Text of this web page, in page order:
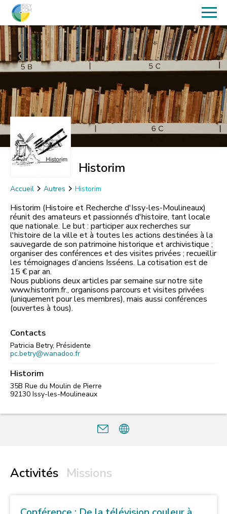
Historim
Accueil Autres Historim
Historim (Histoire et Recherche d'Issy-les-Moulineaux)
réunit des amateurs et passionnés d'histoire, tant locale
que nationale. Le but : participer aux recherches sur
l'histoire de la ville et à toutes les actions destinées à la
sauvegarde de son patrimoine historique et archivistique ;
organiser des conférences et des visites privées ; recueillir
les témoignages d’anciens Isséens. La cotisation est de
15 € par an.
Nous publions deux articles par semaine sur notre site
www.historim.fr., organisons parcours et visites privées
(uniquement pour les membres), mais aussi conférences
(ouvertes à tous).
Contacts
Patricia Betry, Présidente
pc.betry@wanadoo.fr
Historim
35B Rue du Moulin de Pierre
92130 Issy-les-Moulineaux
Activités Missions